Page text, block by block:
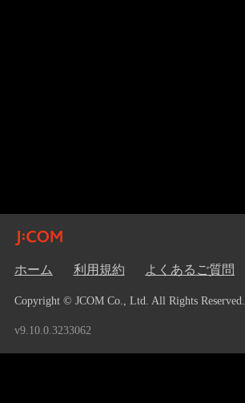
ホーム 利用規約 よくあるご質問
Copyright © JCOM Co., Ltd. All Rights Reserved.
v9.10.0.3233062